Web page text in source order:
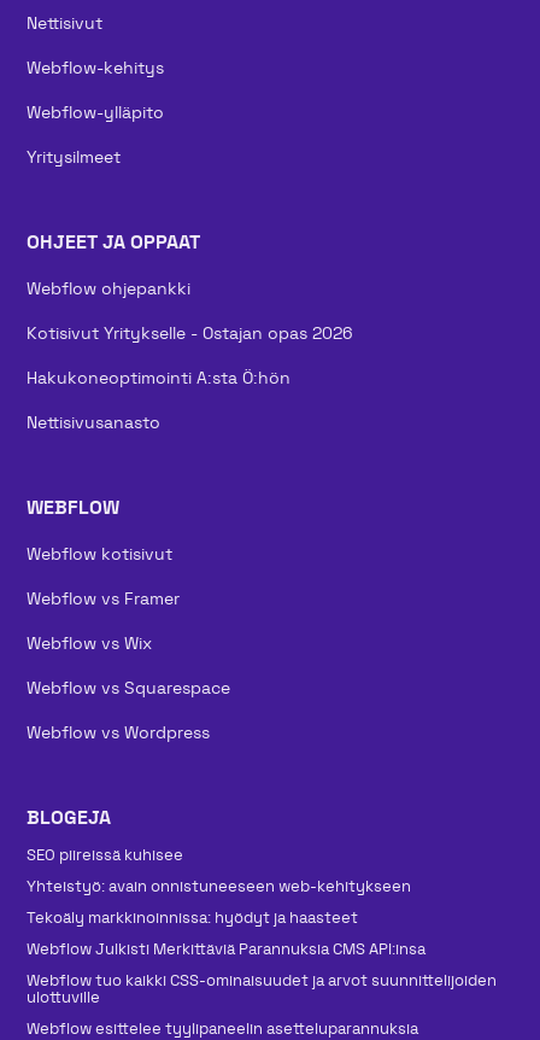
Nettisivut
Webflow-kehitys
Webflow-ylläpito
Yritysilmeet
OHJEET JA OPPAAT
Webflow ohjepankki
Kotisivut Yritykselle - Ostajan opas 2026
Hakukoneoptimointi A:sta Ö:hön
Nettisivusanasto
WEBFLOW
Webflow kotisivut
Webflow vs Framer
Webflow vs Wix
Webflow vs Squarespace
Webflow vs Wordpress
BLOGEJA
SEO piireissä kuhisee
Yhteistyö: avain onnistuneeseen web-kehitykseen
Tekoäly markkinoinnissa: hyödyt ja haasteet
Webflow Julkisti Merkittäviä Parannuksia CMS API:insa
Webflow tuo kaikki CSS-ominaisuudet ja arvot suunnittelijoiden
ulottuville
Webflow esittelee tyylipaneelin asetteluparannuksia